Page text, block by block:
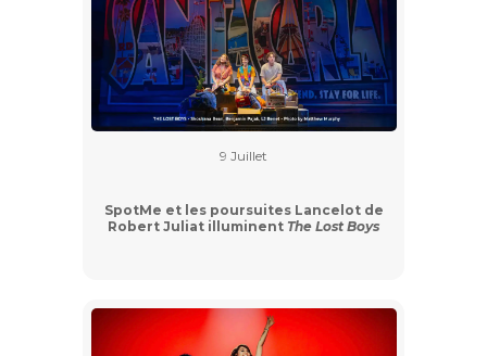
9 Juillet
SpotMe et les poursuites Lancelot de
Robert Juliat illuminent The Lost Boys